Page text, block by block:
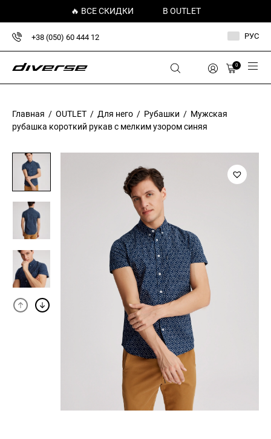
🔥 ВСЕ СКИДКИ В OUTLET
+38 (050) 60 444 12 РУС
0
Главная / OUTLET / Для него / Рубашки / Мужская
рубашка короткий рукав с мелким узором синяя